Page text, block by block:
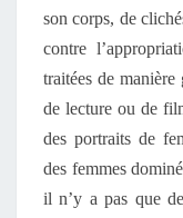
son corps, de
contre
traitées de manière
de lecture ou de
des portraits de
des femmes
il n’y a pas que